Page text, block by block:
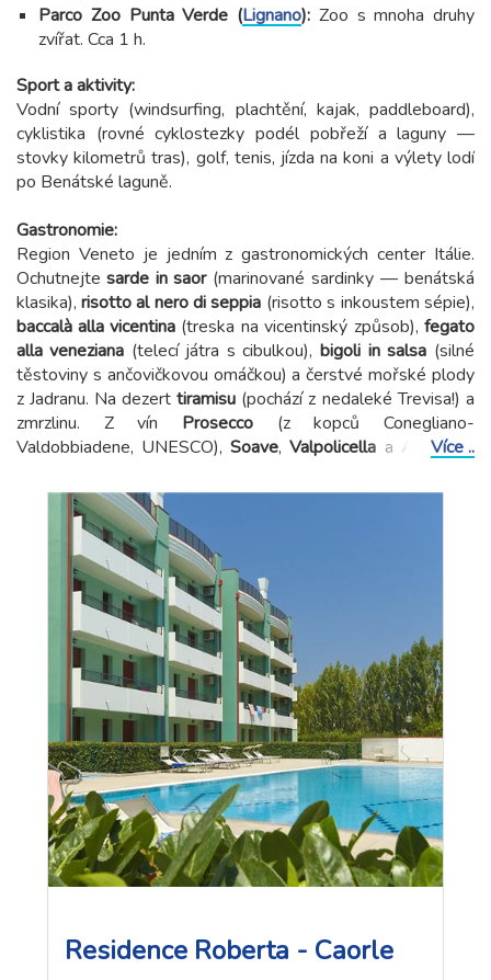
Parco Zoo Punta Verde (Lignano): Zoo s mnoha druhy
zvířat. Cca 1 h.
Sport a aktivity:
Vodní sporty (windsurfing, plachtění, kajak, paddleboard),
cyklistika (rovné cyklostezky podél pobřeží a laguny —
stovky kilometrů tras), golf, tenis, jízda na koni a výlety lodí
po Benátské laguně.
Gastronomie:
Region Veneto je jedním z gastronomických center Itálie.
Ochutnejte sarde in saor(marinované sardinky — benátská
klasika), risotto al nero di seppia (risotto s inkoustem sépie),
baccalà alla vicentina (treska na vicentinský způsob), fegato
alla veneziana (telecí játra s cibulkou), bigoli in salsa (silné
těstoviny s ančovičkovou omáčkou) a čerstvé mořské plody
z Jadranu. Na dezert tiramisu (pochází z nedaleké Trevisa!) a
zmrzlinu. Z vín Prosecco (z kopců Conegliano-
Valdobbiadene, UNESCO), Soave, Valpolicella a Amarone.
Doprava:Letiště Benátky Marco Polo (VCE) a Treviso
(TSF). Autobusy ATVO z letiště přímo do letovisek. Dálnice
A4 (Turín–Terst) prochází celým regionem. Autem z Prahy
cca 7–8 h (cca 650 km). Výborné vlakové spojení mezi
městy regionu.
Ubytování:
Obrovský výběr — hotely, apartmány, residence,
kempy a turistické vesnice ve všech cenových kategoriích.
Hlavní sezóna červen–srpen.
Více ..
Residence Roberta - Caorle